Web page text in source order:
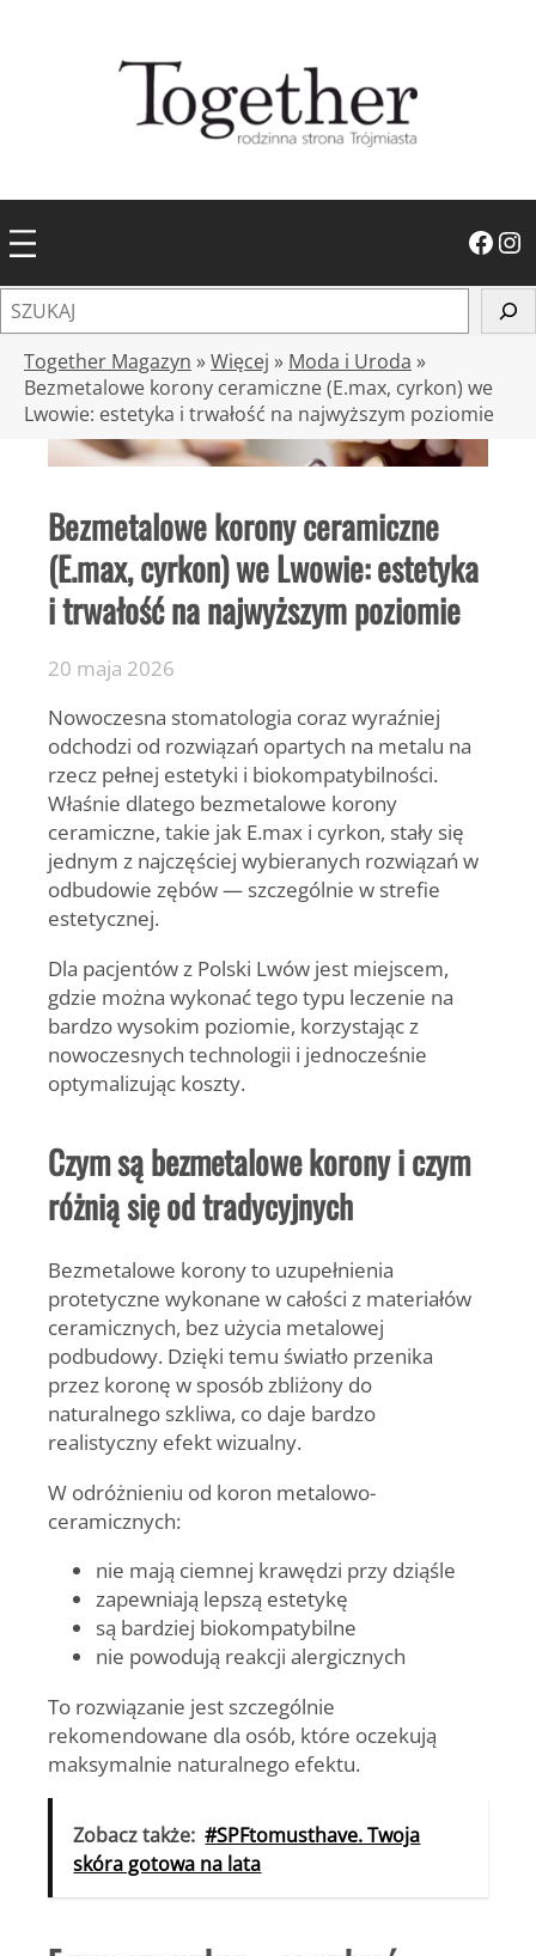
Facebook Instagram
z
Together Magazyn »Więcej » Moda i Uroda »
Bezmetalowe korony ceramiczne (E.max, cyrkon) we
Lwowie: estetyka i trwałość na najwyższym poziomie
Bezmetalowe korony ceramiczne
(E.max, cyrkon) we Lwowie: estetyka
i trwałość na najwyższym poziomie
20 maja 2026
Nowoczesna stomatologia coraz wyraźniej
odchodzi od rozwiązań opartych na metalu na
rzecz pełnej estetyki i biokompatybilności.
Właśnie dlatego bezmetalowe korony
ceramiczne, takie jak E.max i cyrkon, stały się
jednym z najczęściej wybieranych rozwiązań w
odbudowie zębów — szczególnie w strefie
estetycznej.
Dla pacjentów z Polski Lwów jest miejscem,
gdzie można wykonać tego typu leczenie na
bardzo wysokim poziomie, korzystając z
nowoczesnych technologii i jednocześnie
optymalizując koszty.
Czym są bezmetalowe korony i czym
różnią się od tradycyjnych
Bezmetalowe korony to uzupełnienia
protetyczne wykonane w całości z materiałów
ceramicznych, bez użycia metalowej
podbudowy. Dzięki temu światło przenika
przez koronę w sposób zbliżony do
naturalnego szkliwa, co daje bardzo
realistyczny efekt wizualny.
W odróżnieniu od koron metalowo-
ceramicznych:
nie mają ciemnej krawędzi przy dziąśle
zapewniają lepszą estetykę
są bardziej biokompatybilne
nie powodują reakcji alergicznych
To rozwiązanie jest szczególnie
rekomendowane dla osób, które oczekują
maksymalnie naturalnego efektu.
Zobacz także: #SPFtomusthave. Twoja
skóra gotowa na lata